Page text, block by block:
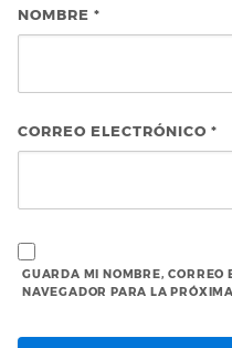
NOMBRE *
CORREO ELECTRÓNICO *
GUARDA MI NOMBRE, CORREO
NAVEGADOR PARA LA